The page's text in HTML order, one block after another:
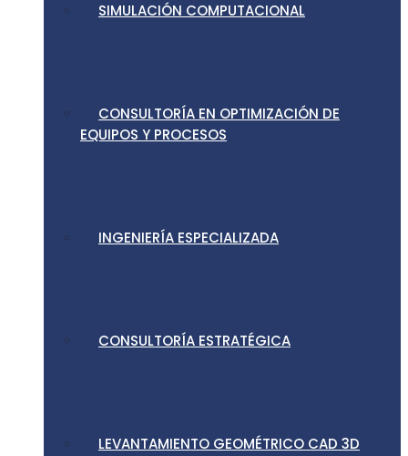
SIMULACIÓN COMPUTACIONAL
CONSULTORÍA EN OPTIMIZACIÓN DE
EQUIPOS Y PROCESOS
INGENIERÍA ESPECIALIZADA
CONSULTORÍA ESTRATÉGICA
LEVANTAMIENTO GEOMÉTRICO CAD 3D